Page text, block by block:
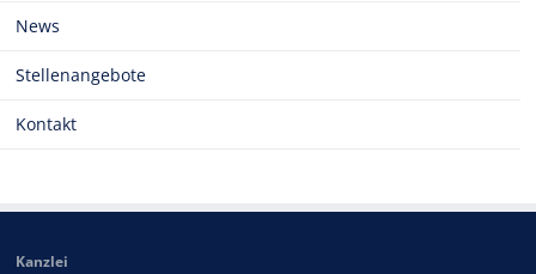
News
Stellenangebote
Kontakt
Kanzlei